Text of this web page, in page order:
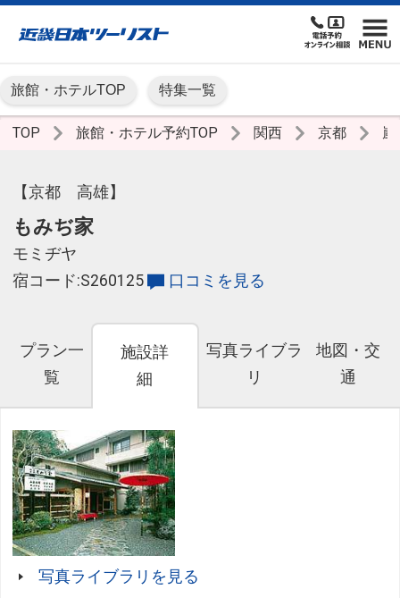
旅館・ホテルTOP 特集一覧
TOP 旅館・ホテル予約TOP 関西 京都
【京都 高雄】
もみぢ家
モミヂヤ
宿コード:S260125
口コミを見る
プラン一
覧
施設詳
細
写真ライブラ
リ
地図・交
通
写真ライブラリを見る